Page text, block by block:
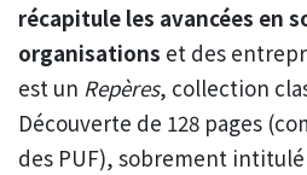
récapitule les avancées en
organisations et des
est un Repères, collection
Découverte de 128 pages
des PUF), sobrement intitulé